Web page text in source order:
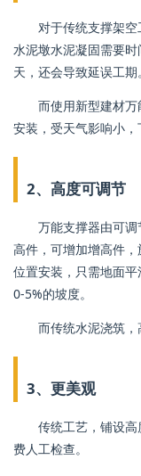
对于传统支撑架
水泥墩水泥凝固需要
天，还会导致延误工期。
而使用新型建材
安装，受天气影响小，
2、高度可调节
万能支撑器由可
高件，可增加增高件
位置安装，只需地面
0-5%的坡度。
而传统水泥浇筑，
3、更美观
传统工艺，铺设
费人工检查。